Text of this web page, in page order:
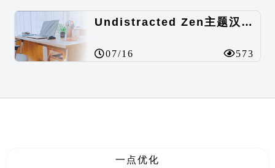
Undistracted Zen主题汉化包
07/16 573
一点优化